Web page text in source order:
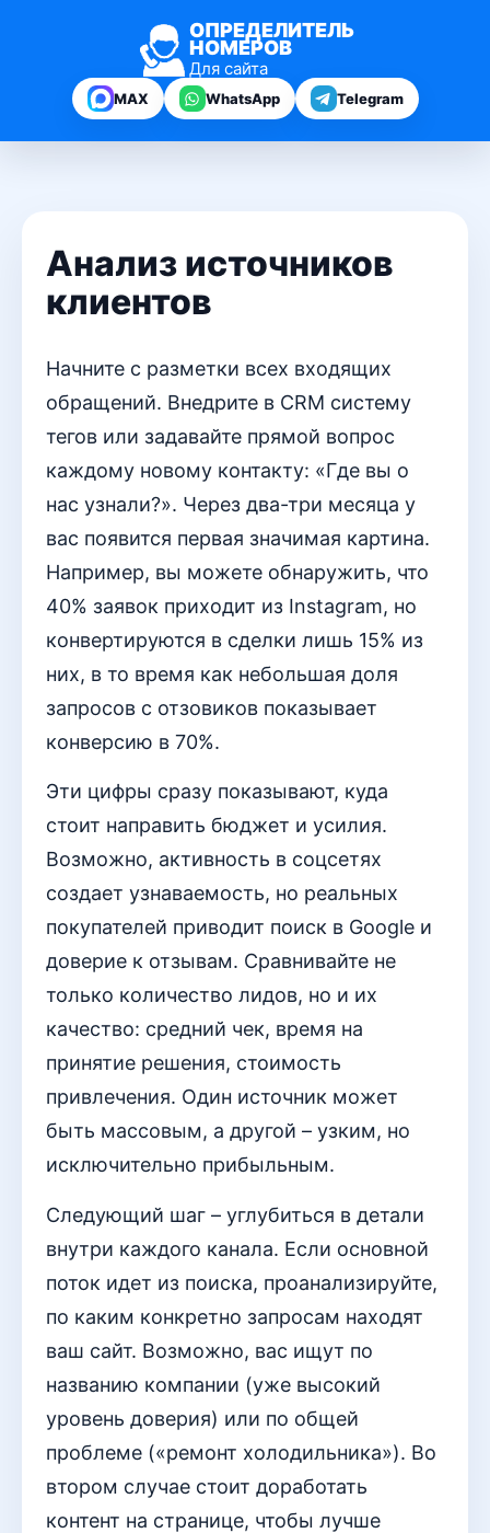
ОПРЕДЕЛИТЕЛЬ
НОМЕРОВ
Для сайта
MAX WhatsApp Telegram
Анализ источников
клиентов
Начните с разметки всех входящих
обращений. Внедрите в CRM систему
тегов или задавайте прямой вопрос
каждому новому контакту: «Где вы о
нас узнали?». Через два-три месяца у
вас появится первая значимая картина.
Например, вы можете обнаружить, что
40% заявок приходит из Instagram, но
конвертируются в сделки лишь 15% из
них, в то время как небольшая доля
запросов с отзовиков показывает
конверсию в 70%.
Эти цифры сразу показывают, куда
стоит направить бюджет и усилия.
Возможно, активность в соцсетях
создает узнаваемость, но реальных
покупателей приводит поиск в Google и
доверие к отзывам. Сравнивайте не
только количество лидов, но и их
качество: средний чек, время на
принятие решения, стоимость
привлечения. Один источник может
быть массовым, а другой – узким, но
исключительно прибыльным.
Следующий шаг – углубиться в детали
внутри каждого канала. Если основной
поток идет из поиска, проанализируйте,
по каким конкретно запросам находят
ваш сайт. Возможно, вас ищут по
названию компании (уже высокий
уровень доверия) или по общей
проблеме («ремонт холодильника»). Во
втором случае стоит доработать
контент на странице, чтобы лучше